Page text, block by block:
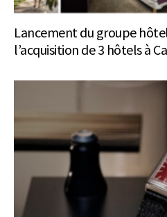
Lancement du groupe
l’acquisition de 3 hôtels à